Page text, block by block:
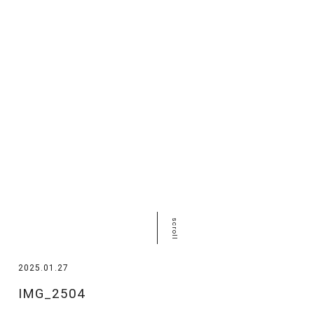
scroll
2025.01.27
IMG_2504